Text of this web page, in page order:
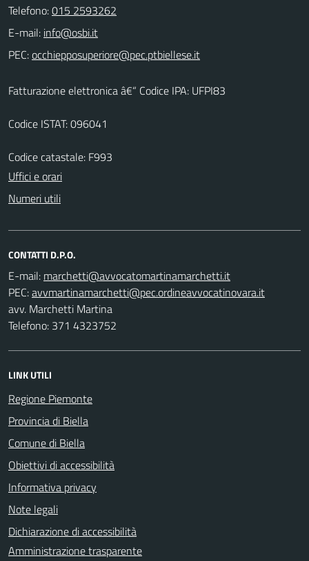
Telefono:015 2593262
E-mail:
PEC:
Fatturazione elettronica â€“ Codice IPA: UFPI83
Codice ISTAT: 096041
Codice catastale: F993
Uffici e orari
Numeri utili
CONTATTI D.P.O.
E-mail:
PEC:
avv. Marchetti Martina
Telefono: 371 4323752
LINK UTILI
Regione Piemonte
Provincia di Biella
Comune di Biella
Obiettivi di accessibilità
Informativa privacy
Note legali
Dichiarazione di accessibilità
Amministrazione trasparente